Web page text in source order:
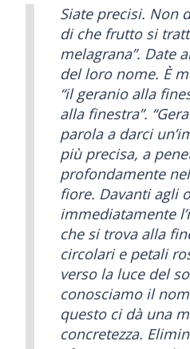
Siate precisi. Non
di che frutto si
melagrana”. Date
del loro nome. È
“il geranio alla
alla finestra”.
parola a darci
più precisa, a
profondamente
fiore. Davanti agli
immediatamente
che si trova alla
circolari e petali
verso la luce del
conosciamo il
questo ci dà una
concretezza.